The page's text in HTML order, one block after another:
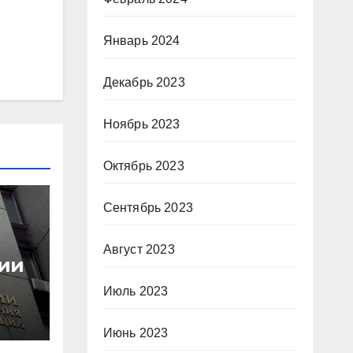
Январь 2024
Декабрь 2023
Ноябрь 2023
Октябрь 2023
Сентябрь 2023
Август 2023
Июль 2023
Июнь 2023